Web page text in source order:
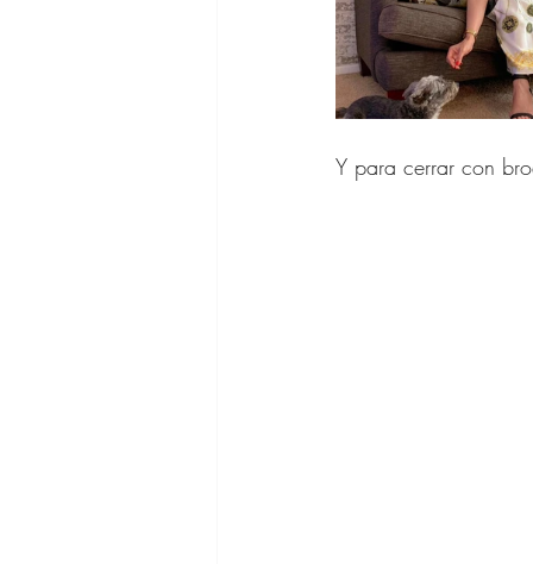
Y para cerrar con